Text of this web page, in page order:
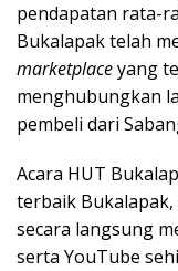
pendapatan rata-
Bukalapak telah
marketplaceyang
menghubungkan
pembeli dari
Acara HUT
terbaik
secara langsung
serta YouTube